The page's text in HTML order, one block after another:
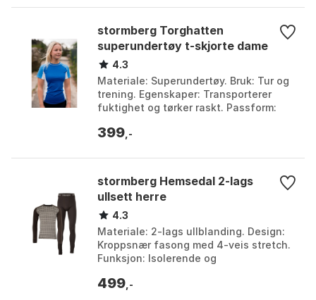
stormberg Torghatten
superundertøy t-skjorte dame
4.3
Materiale: Superundertøy. Bruk: Tur og
trening. Egenskaper: Transporterer
fuktighet og tørker raskt. Passform:
L, M, S,...
399 ,-
stormberg Hemsedal 2-lags
ullsett herre
4.3
Materiale: 2-lags ullblanding. Design:
Kroppsnær fasong med 4-veis stretch.
Funksjon: Isolerende og
linning på longs, ru...
499 ,-